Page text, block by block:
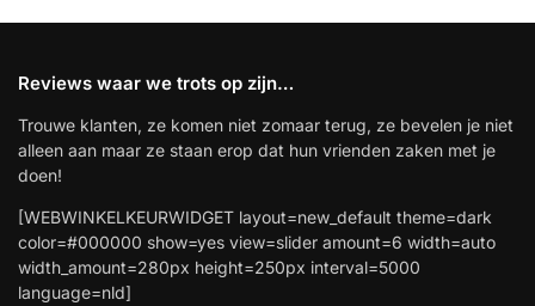
Camera's
Intercom
Branddetectie
Inbraakbeveiliging
Account Contact Help Wagen
Reviews waar we trots op zijn…
Trouwe klanten, ze komen niet zomaar terug, ze bevelen je niet
alleen aan maar ze staan erop dat hun vrienden zaken met je
doen!
[WEBWINKELKEURWIDGET layout=new_default theme=dark
color=#000000 show=yes view=slider amount=6 width=auto
width_amount=280px height=250px interval=5000
language=nld]